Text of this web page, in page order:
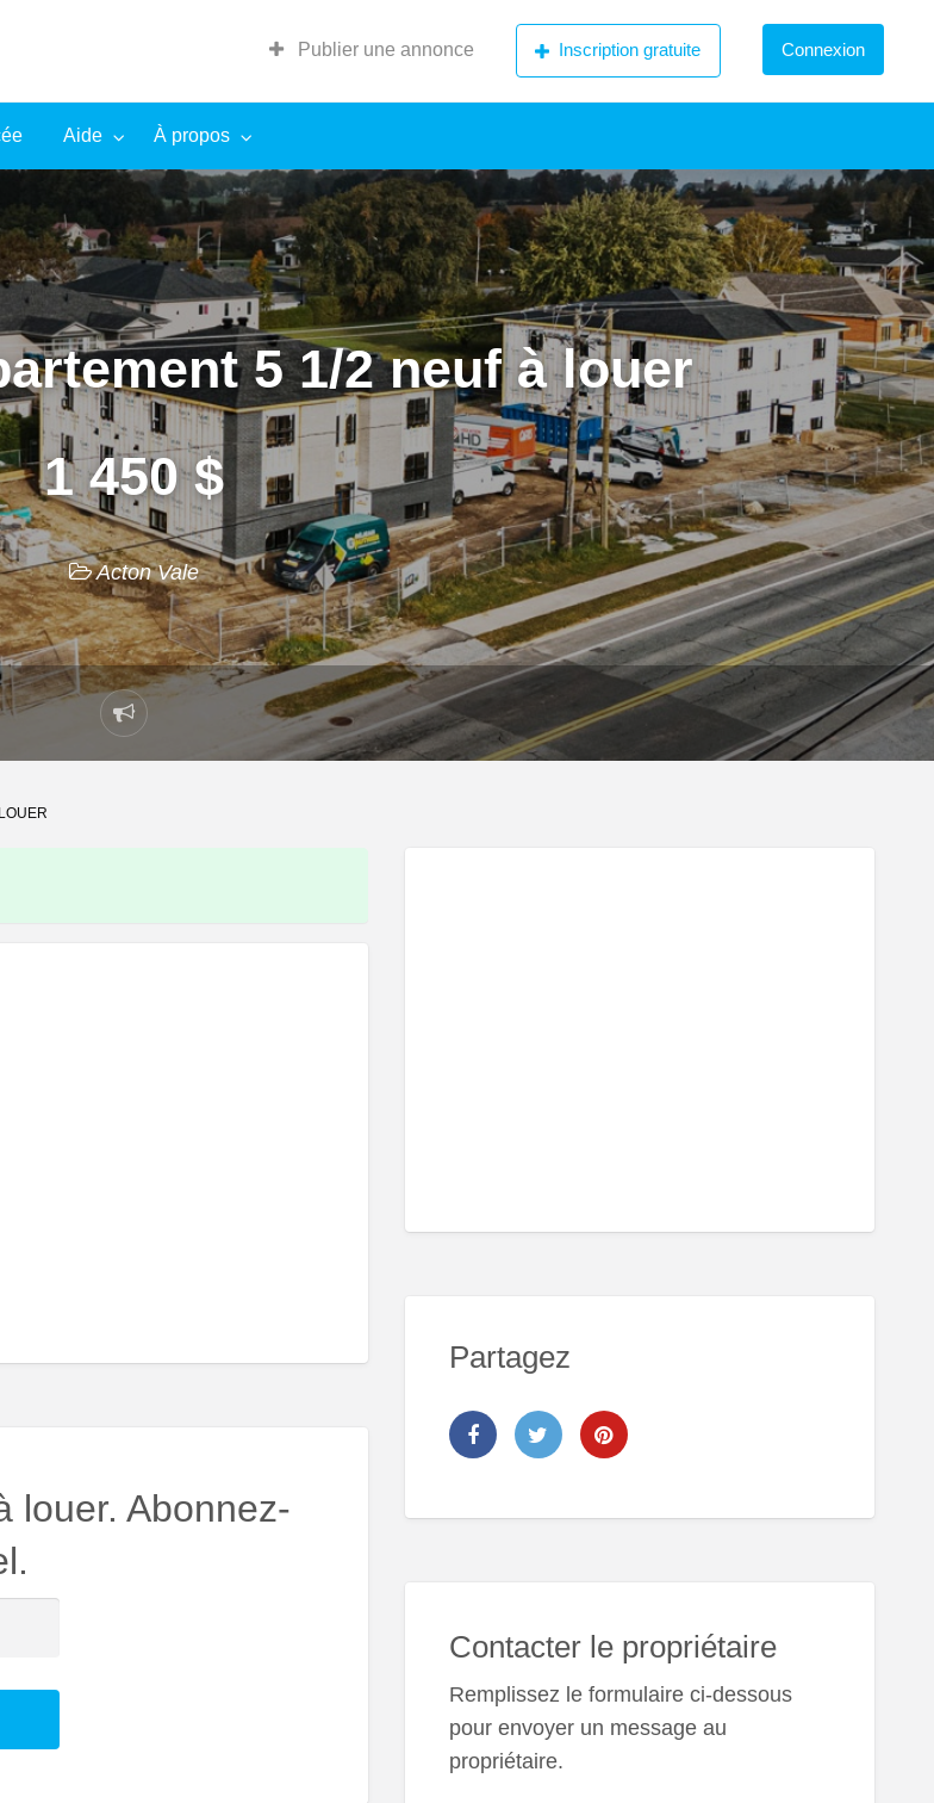
Publier une annonce Inscription gratuite Connexion
Aide À propos
5 1/2 neuf à louer
1 450 $
Acton Vale
Signaler
un
louer. Abonnez-
Partagez
Contacter le propriétaire
Remplissez le formulaire ci-dessous
pour envoyer un message au
propriétaire.